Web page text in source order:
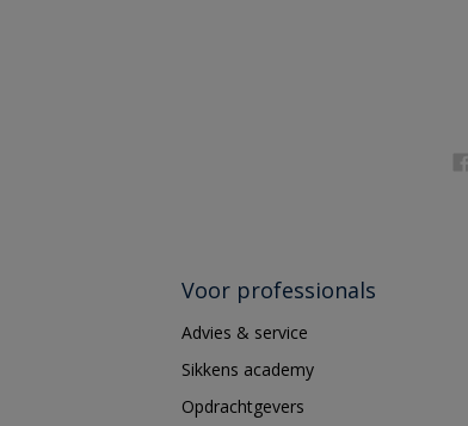
Voor professionals
Advies & service
Sikkens academy
Opdrachtgevers